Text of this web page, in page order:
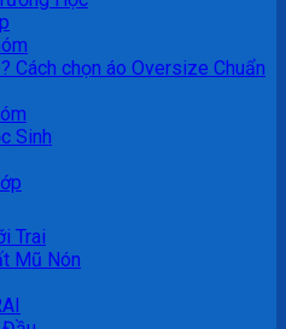
Cách chọn áo Oversize Chuẩn
Sinh
Trai
Mũ Nón